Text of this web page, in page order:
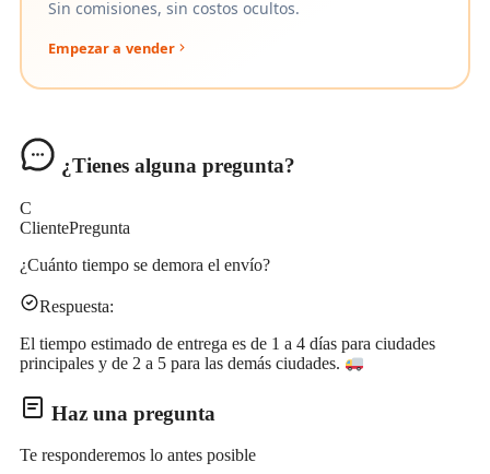
Sin comisiones, sin costos ocultos.
Empezar a vender
¿Tienes alguna pregunta?
C
ClientePregunta
¿Cuánto tiempo se demora el envío?
Respuesta:
El tiempo estimado de entrega es de 1 a 4 días para ciudades
principales y de 2 a 5 para las demás ciudades.
Haz una pregunta
Te responderemos lo antes posible